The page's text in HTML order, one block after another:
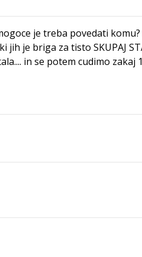
je treba povedati
je briga za tisto SKUPAJ
in se potem cudimo zakaj